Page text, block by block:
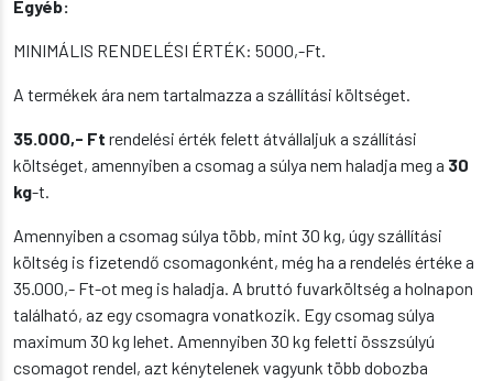
Egyéb:
MINIMÁLIS RENDELÉSI ÉRTÉK: 5000,-Ft.
A termékek ára nem tartalmazza a szállítási költséget.
35.000,- Ft rendelési érték felett átvállaljuk a szállítási
költséget, amennyiben a csomag a súlya nem haladja meg a 30
kg-t.
Amennyiben a csomag súlya több, mint 30 kg, úgy szállítási
költség is fizetendő csomagonként, még ha a rendelés értéke a
35.000,- Ft-ot meg is haladja. A bruttó fuvarköltség a holnapon
található, az egy csomagra vonatkozik. Egy csomag súlya
maximum 30 kg lehet. Amennyiben 30 kg feletti összsúlyú
csomagot rendel, azt kénytelenek vagyunk több dobozba